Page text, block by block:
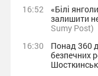
16:52
«Білі
залишити
Sumy Post)
16:30
Понад 360
безпечних